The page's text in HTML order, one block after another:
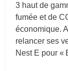
3 haut de
fumée et de
économique.
relancer ses
Nest E pour «